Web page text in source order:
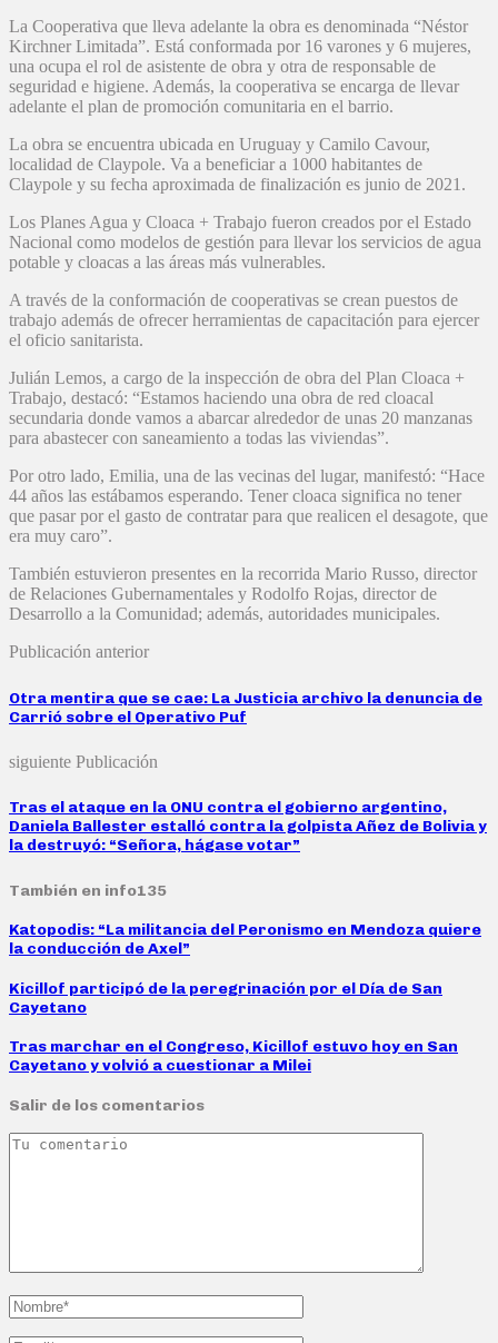
La Cooperativa que lleva adelante la obra es denominada “Néstor
Kirchner Limitada”. Está conformada por 16 varones y 6 mujeres,
una ocupa el rol de asistente de obra y otra de responsable de
seguridad e higiene. Además, la cooperativa se encarga de llevar
adelante el plan de promoción comunitaria en el barrio.
La obra se encuentra ubicada en Uruguay y Camilo Cavour,
localidad de Claypole. Va a beneficiar a 1000 habitantes de
Claypole y su fecha aproximada de finalización es junio de 2021.
Los Planes Agua y Cloaca + Trabajo fueron creados por el Estado
Nacional como modelos de gestión para llevar los servicios de agua
potable y cloacas a las áreas más vulnerables.
A través de la conformación de cooperativas se crean puestos de
trabajo además de ofrecer herramientas de capacitación para ejercer
el oficio sanitarista.
Julián Lemos, a cargo de la inspección de obra del Plan Cloaca +
Trabajo, destacó: “Estamos haciendo una obra de red cloacal
secundaria donde vamos a abarcar alrededor de unas 20 manzanas
para abastecer con saneamiento a todas las viviendas”.
Por otro lado, Emilia, una de las vecinas del lugar, manifestó: “Hace
44 años las estábamos esperando. Tener cloaca significa no tener
que pasar por el gasto de contratar para que realicen el desagote, que
era muy caro”.
También estuvieron presentes en la recorrida Mario Russo, director
de Relaciones Gubernamentales y Rodolfo Rojas, director de
Desarrollo a la Comunidad; además, autoridades municipales.
Publicación anterior
Otra mentira que se cae: La Justicia archivo la denuncia de
Carrió sobre el Operativo Puf
siguiente Publicación
Tras el ataque en la ONU contra el gobierno argentino,
Daniela Ballester estalló contra la golpista Añez de Bolivia y
la destruyó: “Señora, hágase votar”
También en info135
Katopodis: “La militancia del Peronismo en Mendoza quiere
la conducción de Axel”
Kicillof participó de la peregrinación por el Día de San
Cayetano
Tras marchar en el Congreso, Kicillof estuvo hoy en San
Cayetano y volvió a cuestionar a Milei
Salir de los comentarios